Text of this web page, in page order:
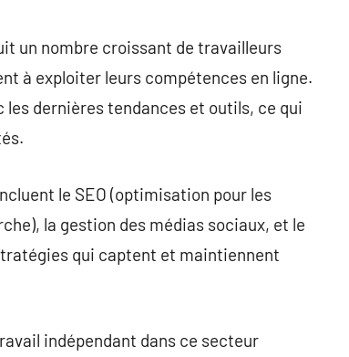
un nombre croissant de travailleurs
à exploiter leurs compétences en ligne.
dernières tendances et outils, ce qui
le SEO (optimisation pour les
la gestion des médias sociaux, et le
qui captent et maintiennent
indépendant dans ce secteur